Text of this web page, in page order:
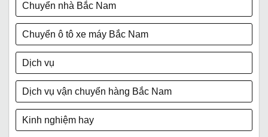
Chuyển nhà Bắc Nam
Chuyển ô tô xe máy Bắc Nam
Dịch vụ
Dịch vụ vận chuyển hàng Bắc Nam
Kinh nghiệm hay